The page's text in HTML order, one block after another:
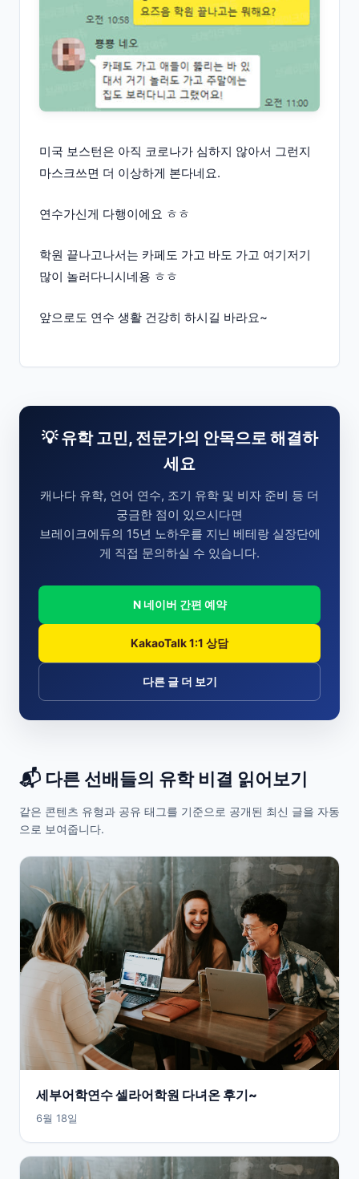
미국 보스턴은 아직 코로나가 심하지 않아서 그런지
마스크쓰면 더 이상하게 본다네요.
연수가신게 다행이에요 ㅎㅎ
학원 끝나고나서는 카페도 가고 바도 가고 여기저기
많이 놀러다니시네용 ㅎㅎ
앞으로도 연수 생활 건강히 하시길 바라요~
💡 유학 고민, 전문가의 안목으로 해결하
세요
캐나다 유학, 언어 연수, 조기 유학 및 비자 준비 등 더
궁금한 점이 있으시다면
브레이크에듀의 15년 노하우를 지닌 베테랑 실장단에
게 직접 문의하실 수 있습니다.
N 네이버 간편 예약
KakaoTalk 1:1 상담
다른 글 더 보기
📬 다른 선배들의 유학 비결 읽어보기
같은 콘텐츠 유형과 공유 태그를 기준으로 공개된 최신 글을 자동
으로 보여줍니다.
세부어학연수 셀라어학원 다녀온 후기~
6월 18일